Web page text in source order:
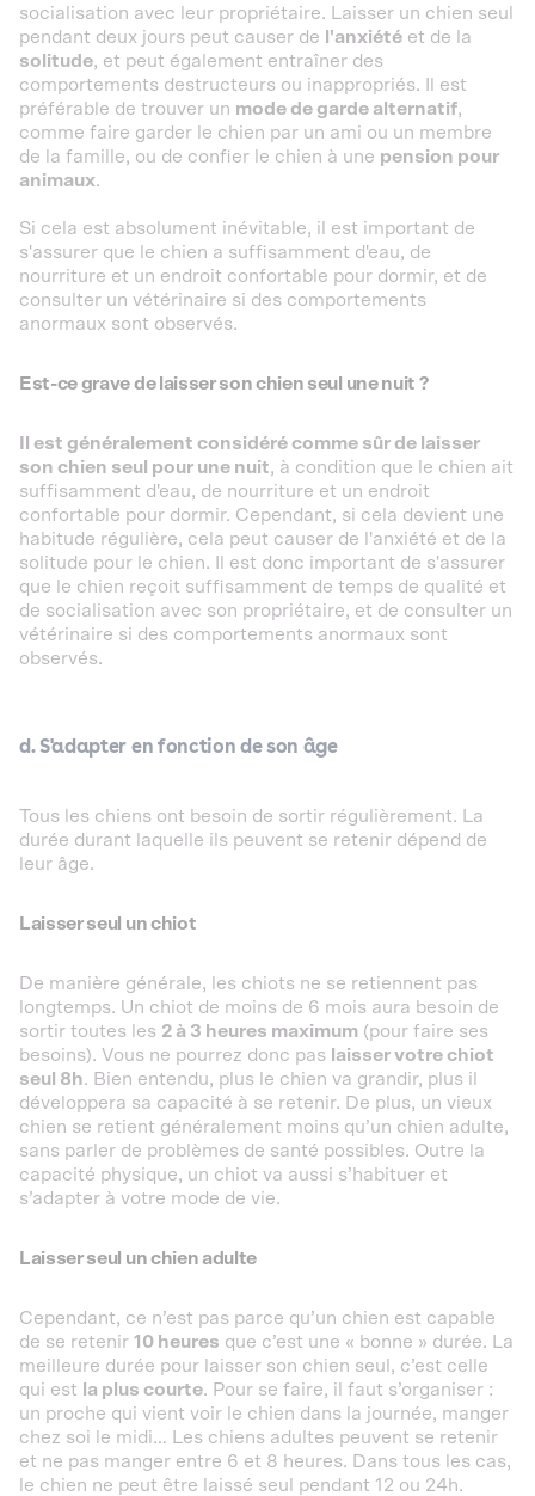
socialisation avec leur propriétaire. Laisser un chien seul
pendant deux jours peut causer de l'anxiété et de la
solitude, et peut également entraîner des
comportements destructeurs ou inappropriés. Il est
préférable de trouver un mode de garde alternatif,
comme faire garder le chien par un ami ou un membre
de la famille, ou de confier le chien à une pension pour
animaux.
Si cela est absolument inévitable, il est important de
s'assurer que le chien a suffisamment d'eau, de
nourriture et un endroit confortable pour dormir, et de
consulter un vétérinaire si des comportements
anormaux sont observés.
Est-ce grave de laisser son chien seul une nuit ?
Il est généralement considéré comme sûr de laisser
son chien seul pour une nuit, à condition que le chien ait
suffisamment d'eau, de nourriture et un endroit
confortable pour dormir. Cependant, si cela devient une
habitude régulière, cela peut causer de l'anxiété et de la
solitude pour le chien. Il est donc important de s'assurer
que le chien reçoit suffisamment de temps de qualité et
de socialisation avec son propriétaire, et de consulter un
vétérinaire si des comportements anormaux sont
observés.
d. S'adapter en fonction de son âge
Tous les chiens ont besoin de sortir régulièrement. La
durée durant laquelle ils peuvent se retenir dépend de
leur âge.
Laisser seul un chiot
De manière générale, les chiots ne se retiennent pas
longtemps. Un chiot de moins de 6 mois aura besoin de
sortir toutes les 2 à 3 heures maximum (pour faire ses
besoins). Vous ne pourrez donc pas laisser votre chiot
seul 8h. Bien entendu, plus le chien va grandir, plus il
développera sa capacité à se retenir. De plus, un vieux
chien se retient généralement moins qu’un chien adulte,
sans parler de problèmes de santé possibles. Outre la
capacité physique, un chiot va aussi s’habituer et
s’adapter à votre mode de vie.
Laisser seul un chien adulte
Cependant, ce n’est pas parce qu’un chien est capable
de se retenir 10 heures que c’est une « bonne » durée. La
meilleure durée pour laisser son chien seul, c’est celle
qui est la plus courte. Pour se faire, il faut s’organiser :
un proche qui vient voir le chien dans la journée, manger
chez soi le midi… Les chiens adultes peuvent se retenir
et ne pas manger entre 6 et 8 heures. Dans tous les cas,
le chien ne peut être laissé seul pendant 12 ou 24h.